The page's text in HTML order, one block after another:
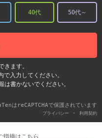
40代 50代～
ます。
入力してください。
書かないでください。
はreCAPTCHAで保護されています
プライバシー - 利用契約
指摘はこちら